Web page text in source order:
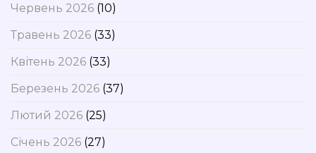
Червень 2026 (10)
Травень 2026 (33)
Квітень 2026 (33)
Березень 2026 (37)
Лютий 2026 (25)
Січень 2026 (27)